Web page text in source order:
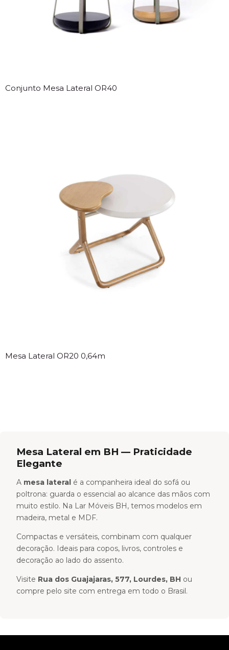
Conjunto Mesa Lateral OR40
Mesa Lateral OR20 0,64m
Mesa Lateral em BH — Praticidade
Elegante
A mesa lateral é a companheira ideal do sofá ou
poltrona: guarda o essencial ao alcance das mãos com
muito estilo. Na Lar Móveis BH, temos modelos em
madeira, metal e MDF.
Compactas e versáteis, combinam com qualquer
decoração. Ideais para copos, livros, controles e
decoração ao lado do assento.
Visite Rua dos Guajajaras, 577, Lourdes, BH ou
compre pelo site com entrega em todo o Brasil.